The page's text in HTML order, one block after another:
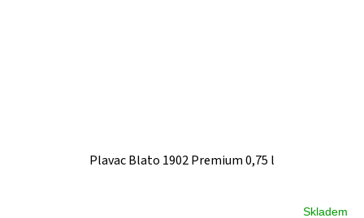
Plavac Blato 1902 Premium 0,75 l
Skladem